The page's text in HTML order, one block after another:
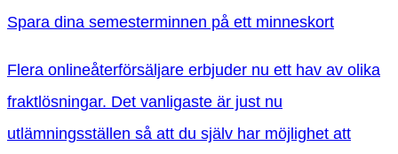
Spara dina semesterminnen på ett minneskort
Flera onlineåterförsäljare erbjuder nu ett hav av olika
fraktlösningar. Det vanligaste är just nu
utlämningsställen så att du själv har möjlighet att